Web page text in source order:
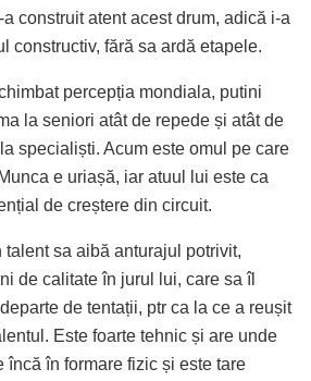
construit atent acest drum, adică i-a
constructiv, fără sa ardă etapele.
percepția mondiala, putini
la seniori atât de repede și atât de
specialiști. Acum este omul pe care
e uriașă, iar atuul lui este ca
de creștere din circuit.
sa aibă anturajul potrivit,
de calitate în jurul lui, care sa îl
de tentații, ptr ca la ce a reușit
Este foarte tehnic și are unde
încă în formare fizic și este tare